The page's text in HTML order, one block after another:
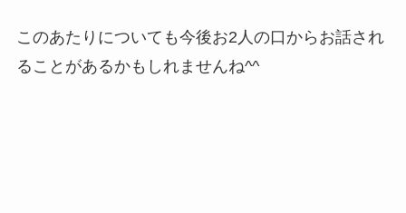
このあたりについても今後お2人の口からお話され
ることがあるかもしれませんね^^